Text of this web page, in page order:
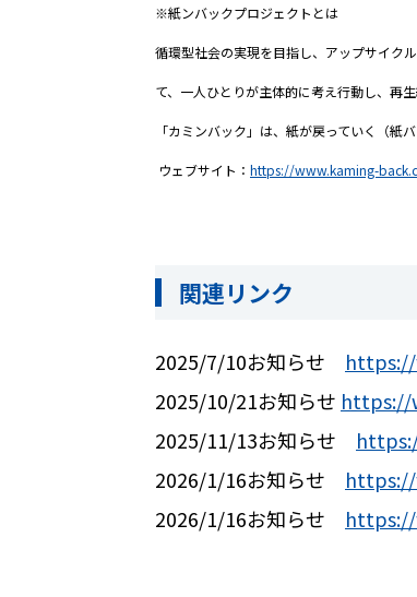
※紙ンバックプロジェクトとは
循環型社会の実現を目指し、アップサイク
て、一人ひとりが主体的に考え行動し、再
「カミンバック」は、紙が戻っていく（紙
ウェブサイト： https://www.kaming-
関連リンク
2025/7/10お知らせ https://
2025/10/21お知らせ https://
2025/11/13お知らせ
2026/1/16お知らせ https://
2026/1/16お知らせ https://